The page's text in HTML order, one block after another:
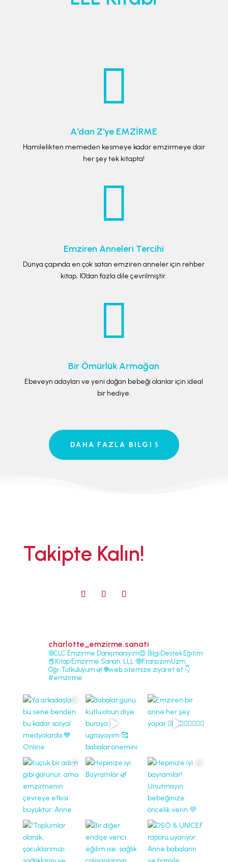

A'dan Z'ye EMZİRME
Hamilelikten memeden kesmeye kadar emzirmeye dair
her şey tek kitapta!

Emziren Anneleri Tercihi
Dünya çapında en çok satan emziren anneler için rehber
kitap, 10’dan fazla dile çevrilmiştir.

Bir Ömürlük Armağan
Ebeveyn adayları ve yeni doğan bebeği olanlar için ideal
bir hediye.
DAHA FAZLA BILGI
Takipte Kalın!
charlotte_emzirme.sanati
IBCLC Emzirme Danışmanıyım😊 Bilgi•Destek•Eğitim
📕Kitap:Emzirme Sanatı, LLL🤓Fransızım•Uzm.
Öğr.•Tutkuluyum 🌿🌐web sitemize ziyaret et 👇
#emzirme